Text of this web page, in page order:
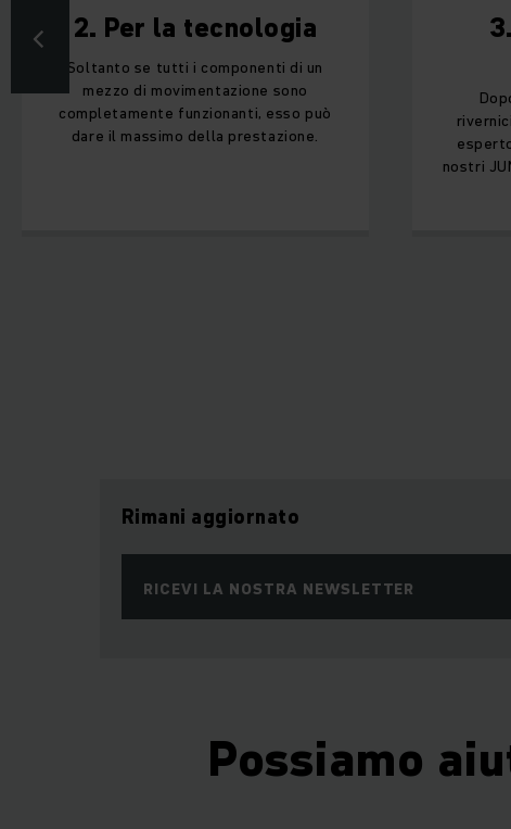
2. Per la tecnologia
Soltanto se tutti i componenti di un
mezzo di movimentazione sono
completamente funzionanti, esso può
dare il massimo della prestazione.
3.
Dopo
esperto ha
nostri
Rimani aggiornato
RICEVI LA NOSTRA NEWSLETTER
Possiamo